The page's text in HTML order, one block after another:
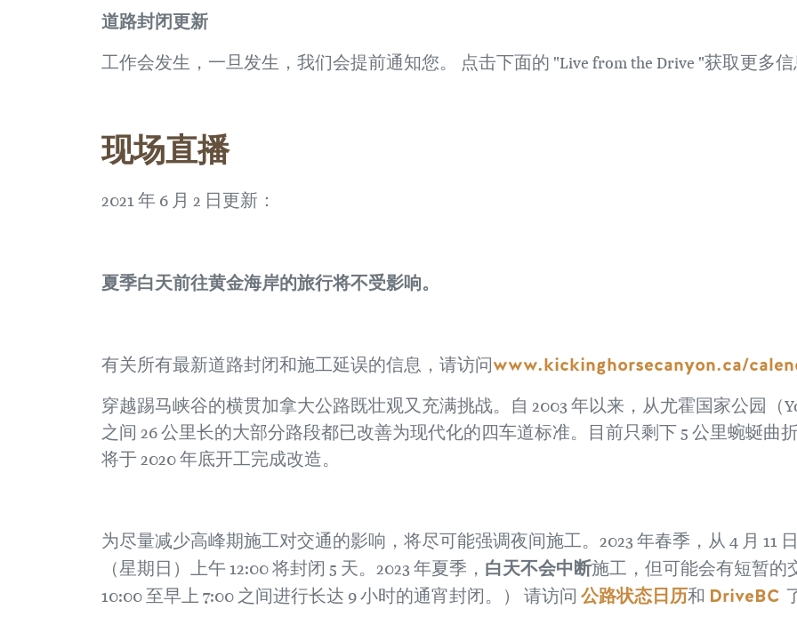
道路封闭更新
工作会发生，一旦发生，我们会提前通知您。 点击下面的 "Live from the Drive "获取更多信
现场直播
2021 年 6 月 2 日更新：
夏季白天前往黄金海岸的旅行将不受影响。
有关所有最新道路封闭和施工延误的信息，请访问www.kickinghorsecanyon.ca/
穿越踢马峡谷的横贯加拿大公路既壮观又充满挑战。自 2003 年以来，从尤霍国家公园（
之间 26 公里长的大部分路段都已改善为现代化的四车道标准。目前只剩下 5 公里蜿蜒曲
将于 2020 年底开工完成改造。
为尽量减少高峰期施工对交通的影响，将尽可能强调夜间施工。2023 年春季，从 4 月 11
（星期日）上午 12:00 将封闭 5 天。2023 年夏季， 白天不会中断施工，但可能会有短暂的
10:00 至早上 7:00 之间进行长达 9 小时的通宵封闭。） 请访问 公路状态日历和 DriveBC